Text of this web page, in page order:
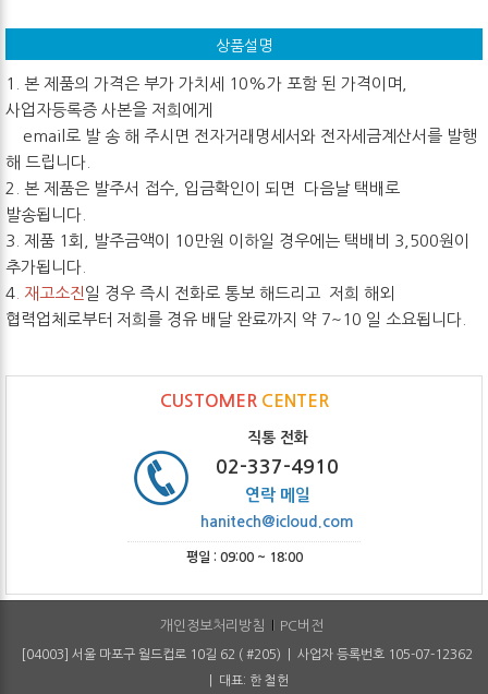
상품설명
1. 본 제품의 가격은 부가 가치세 10%가 포함 된 가격이며,
사업자등록증 사본을 저희에게
email로 발 송 해 주시면 전자거래명세서와 전자세금계산서를 발행
해 드립니다.
2. 본 제품은 발주서 접수, 입금확인이 되면 다음날 택배로
발송됩니다.
3. 제품 1회, 발주금액이 10만원 이하일 경우에는 택배비 3,500원이
추가됩니다.
4 . 재고소진 일 경우 즉시 전화로 통보 해드리고 저희 해외
협력업체로부터 저희를 경유 배달 완료까지 약 7~10 일 소요됩니다.
CUSTOMER CENTER
직통 전화
02-337-4910
연락 메일
hanitech@icloud.com
평일 : 09:00 ~ 18:00
개인정보처리방침 PC버전
[04003] 서울 마포구 월드컵로 10길 62 ( #205) | 사업자 등록번호 105-07-12362
| 대표: 한 철헌